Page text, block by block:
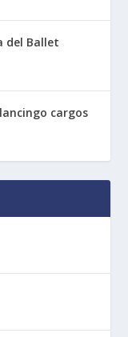
del Ballet
cargos